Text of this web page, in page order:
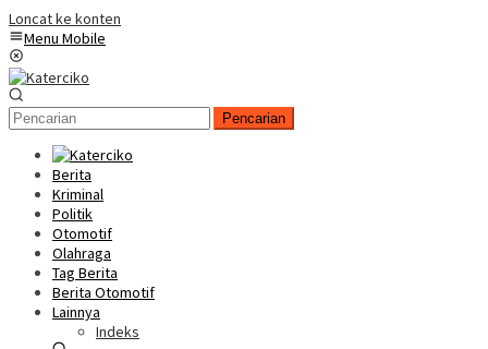
Loncat ke konten
Menu Mobile
Pencarian
Berita
Kriminal
Politik
Otomotif
Olahraga
Tag Berita
Berita Otomotif
Lainnya
Indeks